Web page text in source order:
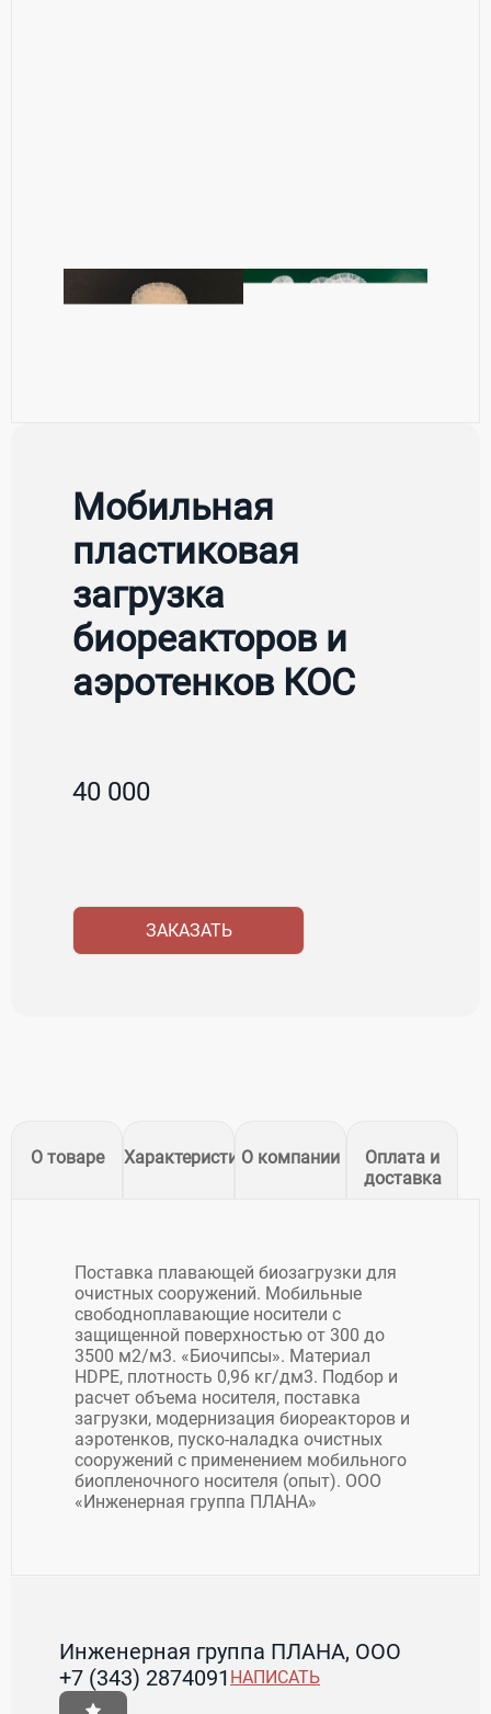
Мобильная
пластиковая
загрузка
биореакторов и
аэротенков КОС
40 000
ЗАКАЗАТЬ
О товаре ХарактеристикиО компании
Оплата и
доставка
Поставка плавающей биозагрузки для
очистных сооружений. Мобильные
свободноплавающие носители с
защищенной поверхностью от 300 до
3500 м2/м3. «Биочипсы». Материал
HDPE, плотность 0,96 кг/дм3. Подбор и
расчет объема носителя, поставка
загрузки, модернизация биореакторов и
аэротенков, пуско-наладка очистных
сооружений с применением мобильного
биопленочного носителя (опыт). ООО
«Инженерная группа ПЛАНА»
Инженерная группа ПЛАНА, ООО
+7 (343) 2874091 НАПИСАТЬ